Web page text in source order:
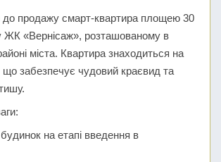
до продажу смарт-квартира площею 30
ЖК «Вернісаж», розташованому в
міста. Квартира знаходиться на
що забезпечує чудовий краєвид та
на етапі введення в